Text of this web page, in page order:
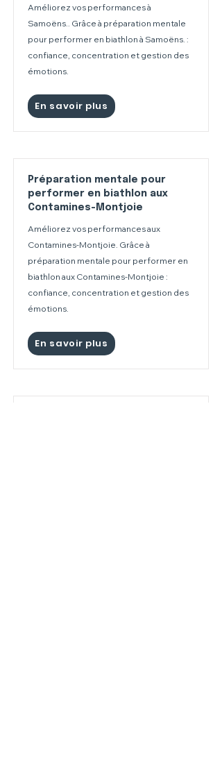
Améliorez vos performances à
Samoëns.. Grâce à préparation mentale
pour performer en biathlon à Samoëns. :
confiance, concentration et gestion des
émotions.
En savoir plus
Préparation mentale pour
performer en biathlon aux
Contamines-Montjoie
Améliorez vos performances aux
Contamines-Montjoie. Grâce à
préparation mentale pour performer en
biathlon aux Contamines-Montjoie :
confiance, concentration et gestion des
émotions.
En savoir plus